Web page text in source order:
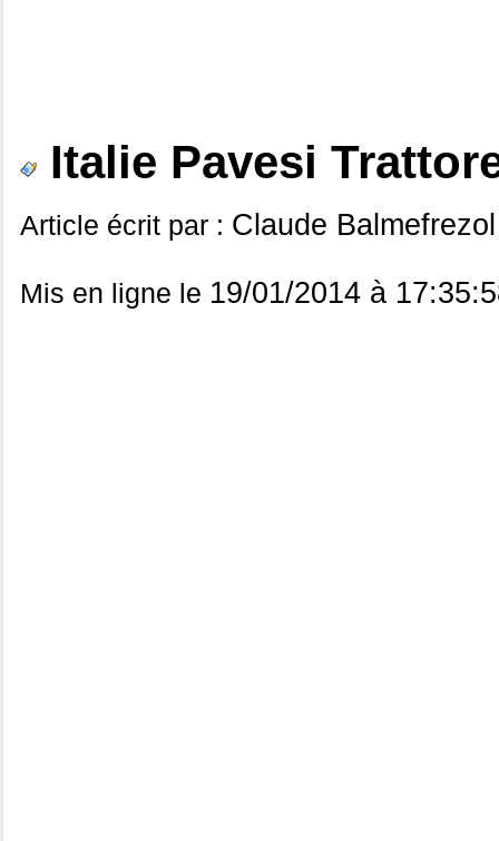
Italie Pavesi
Article écrit par : Claude Balmefrezol
Mis en ligne le 19/01/2014 à